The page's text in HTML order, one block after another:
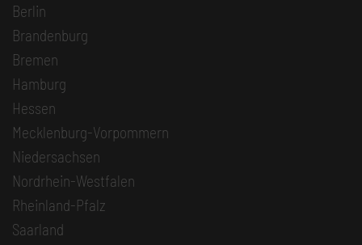
Berlin
Brandenburg
Bremen
Hamburg
Hessen
Mecklenburg-Vorpommern
Niedersachsen
Nordrhein-Westfalen
Rheinland-Pfalz
Saarland